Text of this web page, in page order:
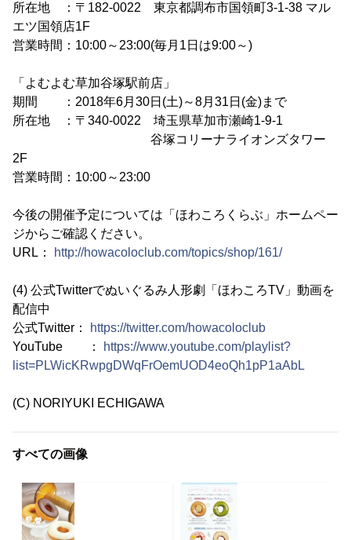
所在地 ：〒182-0022 東京都調布市国領町3-1-38 マル
エツ国領店1F
営業時間：10:00～23:00(毎月1日は9:00～)
「よむよむ草加谷塚駅前店」
期間 ：2018年6月30日(土)～8月31日(金)まで
所在地 ：〒340-0022 埼玉県草加市瀬崎1-9-1
谷塚コリーナライオンズタワー
2F
営業時間：10:00～23:00
今後の開催予定については「ほわころくらぶ」ホームペー
ジからご確認ください。
URL：
http://howacoloclub.com/topics/shop/161/
(4) 公式Twitterでぬいぐるみ人形劇「ほわころTV」動画を
配信中
公式Twitter：
https://twitter.com/howacoloclub
YouTube ：
https://www.youtube.com/playlist?
list=PLWicKRwpgDWqFrOemUOD4eoQh1pP1aAbL
(C) NORIYUKI ECHIGAWA
すべての画像